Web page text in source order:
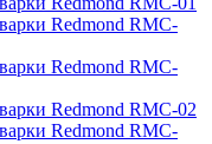
Redmond RMC-
Redmond RMC-
Redmond RMC-02
Redmond RMC-